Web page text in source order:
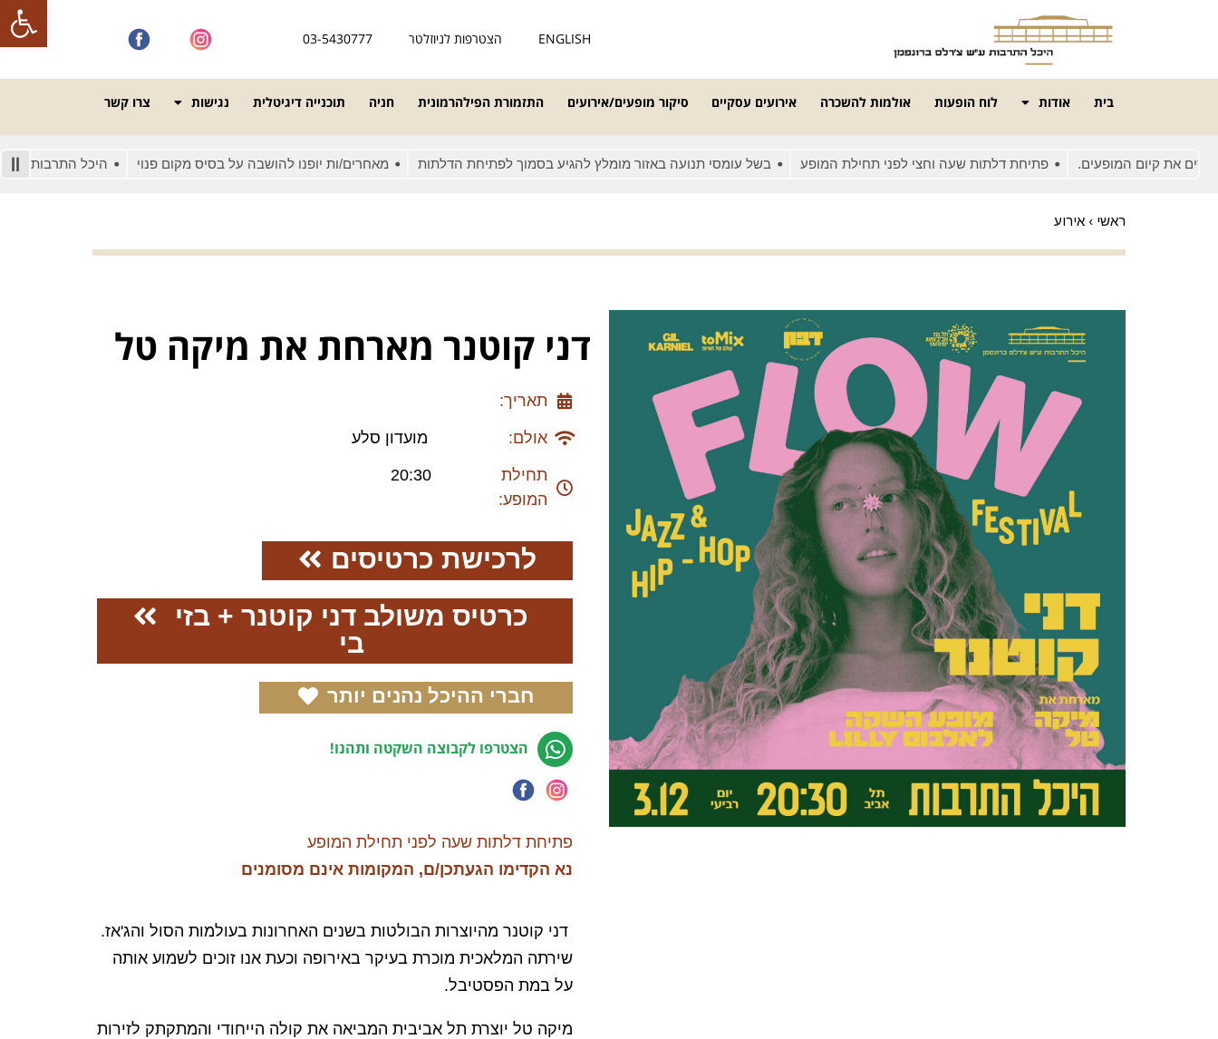
פתח
ENGLISH הצטרפות לניוזלטר 03-5430777
בית אודות לוח הופעות אולמות להשכרה אירועים עסקיים סיקור מופעים/אירועים התזמורת הפילהרמונית חניה תוכנייה דיגיטלית נגישות צרו קשר
קיום המופעים. פתיחת דלתות שעה וחצי לפני תחילת המופע בשל עומסי תנועה באזור מומלץ להגיע בסמוך לפתיחת הדלתות מאחרים/ות יופנו להושבה על בסיס מקום פנוי היכל התרבות מונגש
ראשי › אירוע
דני קוטנר מארחת את מיקה טל
תאריך:
אולם: מועדון סלע
תחילת
המופע:
20:30
לרכישת כרטיסים
כרטיס משולב דני קוטנר + בזי
בי
חברי ההיכל נהנים יותר
הצטרפו לקבוצה השקטה ותהנו!
פתיחת דלתות שעה לפני תחילת המופע
נא הקדימו הגעתכן/ם, המקומות אינם מסומנים
דני קוטנר מהיוצרות הבולטות בשנים האחרונות בעולמות הסול והג'אז.
שירתה המלאכית מוכרת בעיקר באירופה וכעת אנו זוכים לשמוע אותה
על במת הפסטיבל.
מיקה טל יוצרת תל אביבית המביאה את קולה הייחודי והמתקתק לזירות